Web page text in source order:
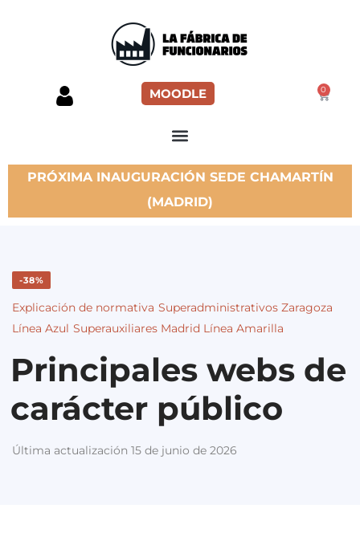
MOODLE 0
PRÓXIMA INAUGURACIÓN SEDE CHAMARTÍN
(MADRID)
-38%
Explicación de normativa Superadministrativos Zaragoza
Línea Azul Superauxiliares Madrid Línea Amarilla
Principales webs de
carácter público
Última actualización 15 de junio de 2026